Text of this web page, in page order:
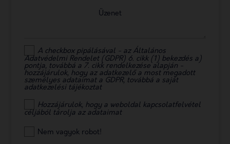
Üzenet
A checkbox pipálásával - az Általános
Adatvédelmi Rendelet (GDPR) 6. cikk (1) bekezdés a)
pontja, továbbá a 7. cikk rendelkezése alapján -
hozzájárulok, hogy az adatkezelő a most megadott
személyes adataimat a GDPR, továbbá a saját
adatkezelési tájékoztat
Hozzájárulok, hogy a weboldal kapcsolatfelvétel
céljából tárolja az adataimat
Nem vagyok robot!